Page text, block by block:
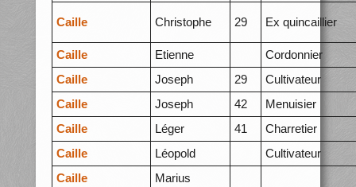
Caille Christophe 29 Ex quincaillier
Caille Etienne
Cordonnier
Caille
Joseph 29
Cultivateur
Caille
Joseph 42
Menuisier
Caille
Léger 41
Charretier
Caille
Léopold
Cultivateur
Caille
Marius